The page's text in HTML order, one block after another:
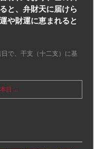
と、弁財天に届けら
や財運に恵まれると
で、干支（十二支）に基
日 ...